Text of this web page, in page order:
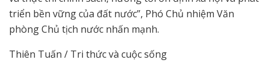
triển bền vững của đất nước”, Phó Chủ nhiệm Văn
phòng Chủ tịch nước nhấn mạnh.
Thiên Tuấn / Tri thức và cuộc sống